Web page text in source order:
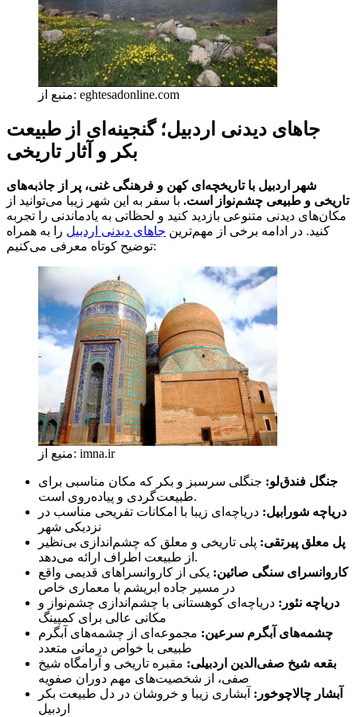
منبع از: eghtesadonline.com
جاهای دیدنی اردبیل؛ گنجینه‌ای از طبیعت
بکر و آثار تاریخی
شهر اردبیل با تاریخچه‌ای کهن و فرهنگی غنی، پر از جاذبه‌های
تاریخی و طبیعی چشم‌نواز است. با سفر به این شهر زیبا می‌توانید از
مکان‌های دیدنی متنوعی بازدید کنید و لحظاتی به یادماندنی را تجربه
کنید. در ادامه برخی از مهم‌ترین جاهای دیدنی اردبیل را به همراه
توضیح کوتاه معرفی می‌کنیم:
منیع از: imna.ir
جنگل فندق‌لو: جنگلی سرسبز و بکر که مکان مناسبی برای
طبیعت‌گردی و پیاده‌روی است.
دریاچه شورابیل: دریاچه‌ای زیبا با امکانات تفریحی مناسب در
نزدیکی شهر
پل معلق پیرتقی: پلی تاریخی و معلق که چشم‌اندازی بی‌نظیر
از طبیعت اطراف ارائه می‌دهد.
کاروانسرای سنگی صائین: یکی از کاروانسراهای قدیمی واقع
در مسیر جاده ابریشم با معماری خاص
دریاچه نئور: دریاچه‌ای کوهستانی با چشم‌اندازی چشم‌نواز و
مکانی عالی برای کمپینگ
چشمه‌های آبگرم سرعین: مجموعه‌ای از چشمه‌های آبگرم
طبیعی با خواص درمانی متعدد
بقعه شیخ صفی‌الدین اردبیلی: مقبره تاریخی و آرامگاه شیخ
صفی، از شخصیت‌های مهم دوران صفویه
آبشار چالاچوخور: آبشاری زیبا و خروشان در دل طبیعت بکر
اردبیل